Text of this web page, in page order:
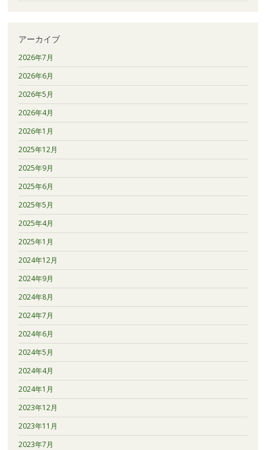
アーカイブ
2026年7月
2026年6月
2026年5月
2026年4月
2026年1月
2025年12月
2025年9月
2025年6月
2025年5月
2025年4月
2025年1月
2024年12月
2024年9月
2024年8月
2024年7月
2024年6月
2024年5月
2024年4月
2024年1月
2023年12月
2023年11月
2023年7月